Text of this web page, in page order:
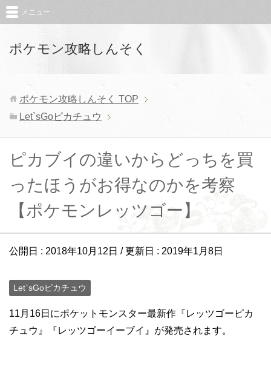
ポケモン攻略しんそく
メニュー
ポケモン攻略しんそく TOP
Let`sGoピカチュウ
ピカブイの違いからどっちを買
ったほうがお得なのかを考察
【ポケモンレッツゴー】
公開日 : 2018年10月12日 / 更新日 : 2019年1月8日
Let`sGoピカチュウ
11月16日にポケットモンスター最新作『レッツゴーピカ
チュウ』『レッツゴーイーブイ』が発売されます。